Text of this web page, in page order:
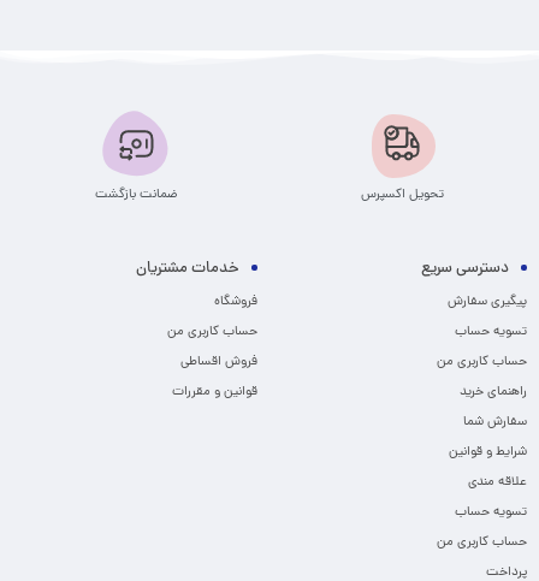
تحویل اکسپرس ضمانت بازگشت
دسترسی سریع
پیگیری سفارش
تسویه حساب
حساب کاربری من
راهنمای خرید
سفارش شما
شرایط و قوانین
علاقه مندی
تسویه حساب
حساب کاربری من
پرداخت
خدمات مشتریان
فروشگاه
حساب کاربری من
فروش اقساطی
قوانین و مقررات